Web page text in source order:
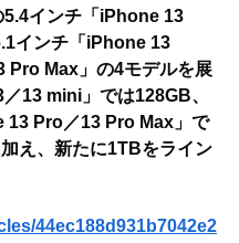
5.4インチ「iPhone 13
インチ「iPhone 13
Pro Max」の4モデルを展
13 mini」では128GB、
13 Pro／13 Pro Max」で
え、新たに1TBをライン
44ec188d931b7042e2